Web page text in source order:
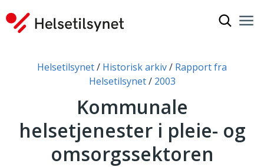
Du er her:Helsetilsynet Historisk arkiv
Rapport fra
Helsetilsynet
2003
Kommunale
helsetjenester i pleie- og
omsorgssektoren